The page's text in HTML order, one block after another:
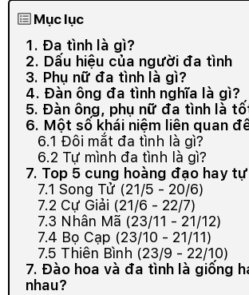
Mục lục
1. Đa tình là gì?
2. Dấu hiệu của người đa tình
3. Phụ nữ đa tình là gì?
4. Đàn ông đa tình nghĩa là gì?
5. Đàn ông, phụ nữ đa tình là
6. Một số khái niệm liên quan
6.1 Đôi mắt đa tình là gì?
6.2 Tự mình đa tình là gì?
7. Top 5 cung hoàng đạo hay
7.1 Song Tử (21/5 - 20/6)
7.2 Cự Giải (21/6 - 22/7)
7.3 Nhân Mã (23/11 - 21/12)
7.4 Bọ Cạp (23/10 - 21/11)
7.5 Thiên Bình (23/9 - 22/10)
7. Đào hoa và đa tình là giống
nhau?